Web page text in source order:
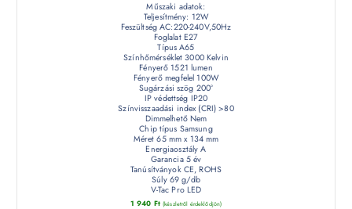
Műszaki adatok:
Teljesítmény: 12W
Feszültség AC:220-240V,50Hz
Foglalat E27
Típus A65
Színhőmérséklet 3000 Kelvin
Fényerő 1521 lumen
Fényerő megfelel 100W
Sugárzási szög 200°
IP védettség IP20
Színvisszaadási index (CRI) >80
Dimmelhető Nem
Chip típus Samsung
Méret 65 mm x 134 mm
Energiaosztály A
Garancia 5 év
Tanúsítványok CE, ROHS
Súly 69 g/db
V-Tac Pro LED
1 940 Ft (készletről érdeklődjön)